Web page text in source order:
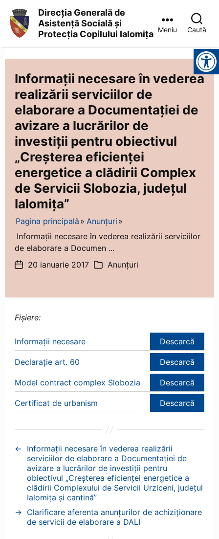
Asistență
Socială
și
Protecția
Copilului
Ialomița
Direcția Generală de
Asistență Socială și
Protecția Copilului Ialomița
Meniu Caută
Instrumente pentru accesibilitate
Informații necesare în vederea
realizării serviciilor de
elaborare a Documentației de
avizare a lucrărilor de
investiții pentru obiectivul
„Creșterea eficienței
energetice a clădirii Complex
de Servicii Slobozia, județul
Ialomița”
Pagina principală
Anunțuri
Informații necesare în vederea realizării serviciilor
de elaborare a Documen ...
Dată20 ianuarie 2017 Categorii
Anunțuri
Fișiere:
Informații necesare Descarcă
Declarație art. 60 Descarcă
Model contract complex Slobozia Descarcă
Certificat de urbanism Descarcă
← Informații necesare în vederea realizării
serviciilor de elaborare a Documentației de
avizare a lucrărilor de investiții pentru
obiectivul „Creșterea eficienței energetice a
clădirii Complexului de Servicii Urziceni, județul
Ialomița și cantină”
→ Clarificare aferenta anunțurilor de achiziționare
de servicii de elaborare a DALI